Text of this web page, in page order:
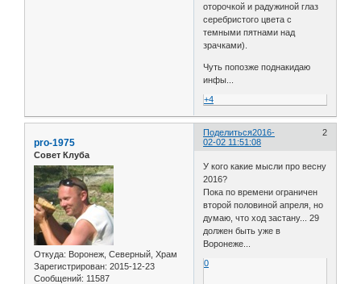
оторочкой и радужиной глаз
серебристого цвета с
темными пятнами над
зрачками).
Чуть попозже поднакидаю
инфы...
+4
Поделиться 2
2016-
02-02 11:51:08
pro-1975
Совет Клуба
Откуда: Воронеж, Северный, Храм
Зарегистрирован: 2015-12-23
Сообщений: 11587
У кого какие мысли про весну
2016?
Пока по времени ограничен
второй половиной апреля, но
думаю, что ход застану... 29
должен быть уже в
Воронеже...
0